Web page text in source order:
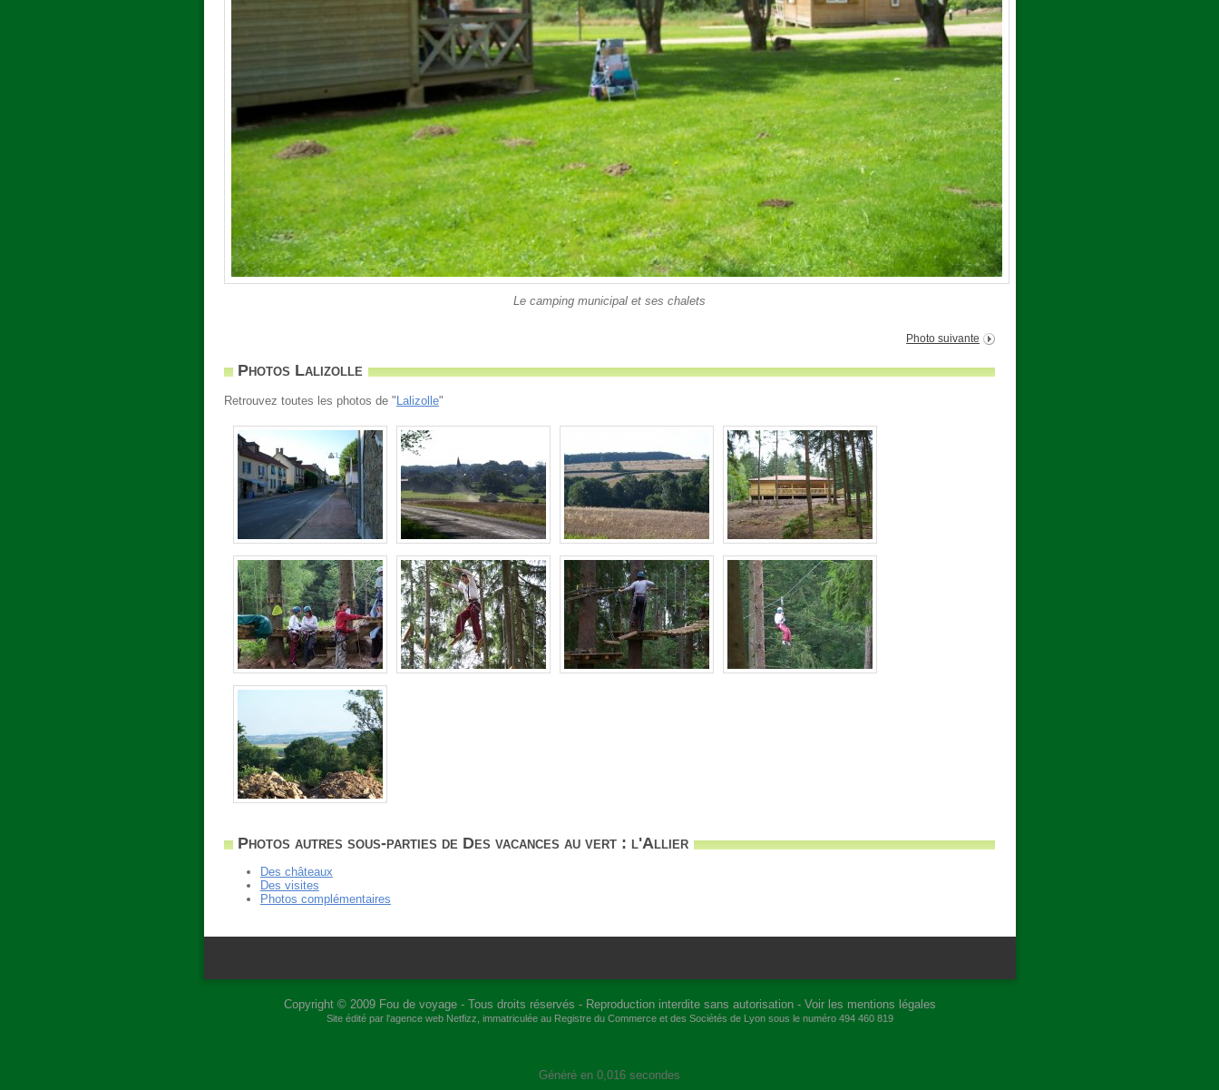
Le camping municipal et ses chalets
Photo suivante
Photos Lalizolle
Retrouvez toutes les photos de "Lalizolle"
Photos autres sous-parties de Des vacances au vert : l'Allier
Des châteaux
Des visites
Photos complémentaires
Copyright © 2009 Fou de voyage- Tous droits réservés - Reproduction interdite sans autorisation - Voir les mentions légales
Site édité par l'agence web Netfizz , immatriculée au Registre du Commerce et des Sociétés de Lyon sous le numéro 494 460 819
Généré en 0,016 secondes